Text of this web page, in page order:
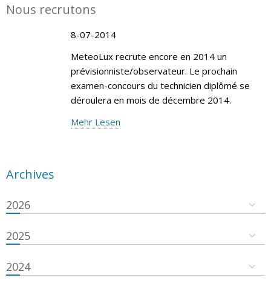
Nous recrutons
8-07-2014
MeteoLux recrute encore en 2014 un
prévisionniste/observateur. Le prochain
examen-concours du technicien diplômé se
déroulera en mois de décembre 2014.
Mehr Lesen
Archives
2026
2025
2024